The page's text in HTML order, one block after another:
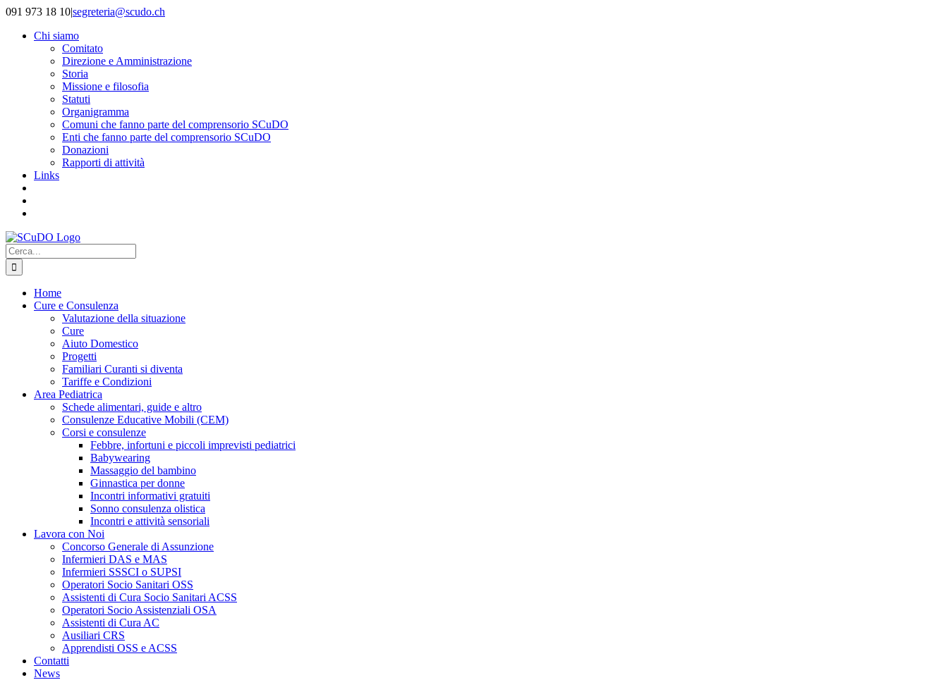
Salta
contenuto
091 973 18 10|segreteria@scudo.ch
Chi siamo
Comitato
Direzione e Amministrazione
Storia
Missione e filosofia
Statuti
Organigramma
Comuni che fanno parte del comprensorio SCuDO
Enti che fanno parte del comprensorio SCuDO
Donazioni
Rapporti di attività
Links
Cerca
per:
Home
Cure e Consulenza
Valutazione della situazione
Cure
Aiuto Domestico
Progetti
Familiari Curanti si diventa
Tariffe e Condizioni
Area Pediatrica
Schede alimentari, guide e altro
Consulenze Educative Mobili (CEM)
Corsi e consulenze
Febbre, infortuni e piccoli imprevisti pediatrici
Babywearing
Massaggio del bambino
Ginnastica per donne
Incontri informativi gratuiti
Sonno consulenza olistica
Incontri e attività sensoriali
Lavora con Noi
Concorso Generale di Assunzione
Infermieri DAS e MAS
Infermieri SSSCI o SUPSI
Operatori Socio Sanitari OSS
Assistenti di Cura Socio Sanitari ACSS
Operatori Socio Assistenziali OSA
Assistenti di Cura AC
Ausiliari CRS
Apprendisti OSS e ACSS
Contatti
News